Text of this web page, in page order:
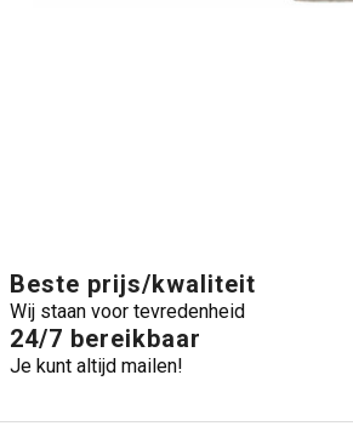
Beste prijs/kwaliteit
Wij staan voor tevredenheid
24/7 bereikbaar
Je kunt altijd mailen!